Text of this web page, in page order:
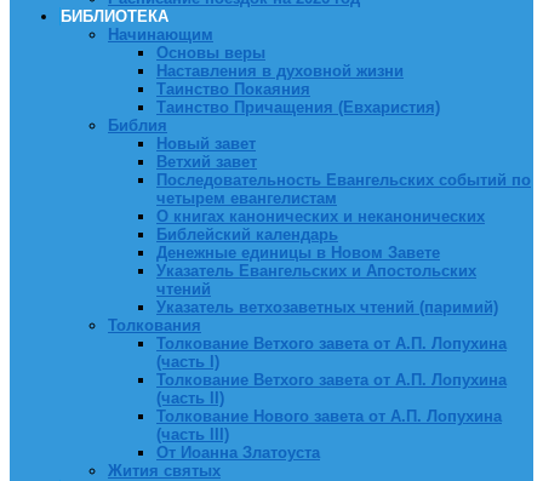
БИБЛИОТЕКА
Начинающим
Основы веры
Наставления в духовной жизни
Таинство Покаяния
Таинство Причащения (Евхаристия)
Библия
Новый завет
Ветхий завет
Последовательность Евангельских событий по
четырем евангелистам
О книгах канонических и неканонических
Библейский календарь
Денежные единицы в Новом Завете
Указатель Евангельских и Апостольских
чтений
Указатель ветхозаветных чтений (паримий)
Толкования
Толкование Ветхого завета от А.П. Лопухина
(часть I)
Толкование Ветхого завета от А.П. Лопухина
(часть II)
Толкование Нового завета от А.П. Лопухина
(часть III)
От Иоанна Златоуста
Жития святых